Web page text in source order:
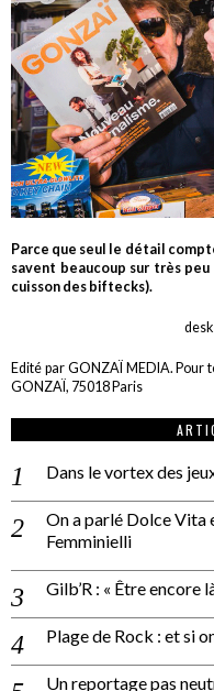
Parce que seul le détail
savent beaucoup sur très
cuisson des biftecks).
Edité par GONZAÏ MEDIA. Pour
GONZAÏ, 75018 Paris
Dans le vortex des
On a parlé Dolce Vita
Femminielli
Gilb’R : « Être encore
Plage de Rock : et si
Un reportage pas